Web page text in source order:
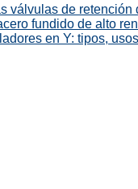
válvulas de
fundido de alto
en Y: tipos,